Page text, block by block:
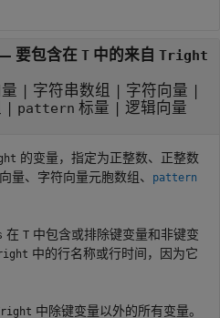
要包含在 T中的来自 Tright
| 字符串数组 | 字符向量 |
| pattern 标量 | 逻辑向量
的变量，指定为正整数、正整数
量、字符向量元胞数组、
pattern
在 T 中包含或排除键变量和非键变
中的行名称或行时间，因为它
中除键变量以外的所有变量。